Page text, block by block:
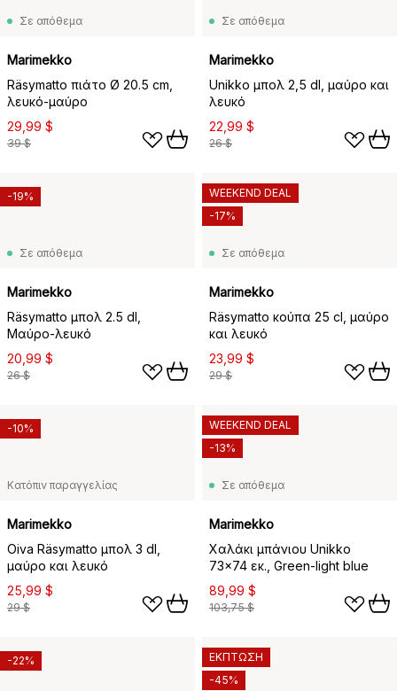
Σε απόθεμα
Marimekko
Räsymatto πιάτο Ø 20.5 cm,
λευκό-μαύρο
29,99 $
39 $
Σε απόθεμα
Marimekko
Unikko μπολ 2,5 dl, μαύρο και
λευκό
22,99 $
26 $
Σε απόθεμα
Marimekko
Räsymatto μπολ 2.5 dl,
Μαύρο-λευκό
20,99 $
26 $
-19%
Σε απόθεμα
Marimekko
Räsymatto κούπα 25 cl, μαύρο
και λευκό
23,99 $
29 $
WEEKEND DEAL
-17%
Κατόπιν παραγγελίας
Marimekko
Oiva Räsymatto μπολ 3 dl,
μαύρο και λευκό
25,99 $
29 $
-10%
Σε απόθεμα
Marimekko
Χαλάκι μπάνιου Unikko
73x74 εκ., Green-light blue
89,99 $
103,75 $
WEEKEND DEAL
-13%
-22%
ΕΚΠΤΩΣΗ
-45%